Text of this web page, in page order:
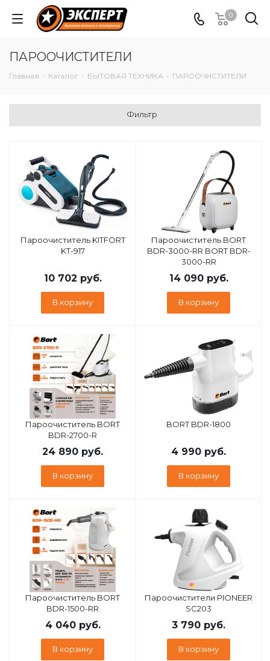
0
ПАРООЧИСТИТЕЛИ
Главная - Каталог - БЫТОВАЯ ТЕХНИКА - ПАРООЧИСТИТЕЛИ
Фильтр
Пароочиститель KITFORT
KT-917
10 702 руб.
В корзину
Пароочиститель BORT
BDR-3000-RR BORT BDR-
3000-RR
14 090руб.
В корзину
Пароочиститель BORT
BDR-2700-R
24 890 руб.
В корзину
BORT BDR-1800
4 990 руб.
В корзину
Пароочиститель BORT
BDR-1500-RR
4 040руб.
В корзину
Пароочистители PIONEER
SC203
3 790 руб.
В корзину